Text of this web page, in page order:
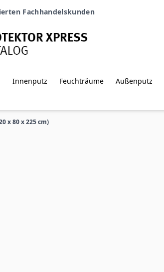
Fachhandelskunden
Innenputz Feuchträume Außenputz
x 80 x 225 cm)